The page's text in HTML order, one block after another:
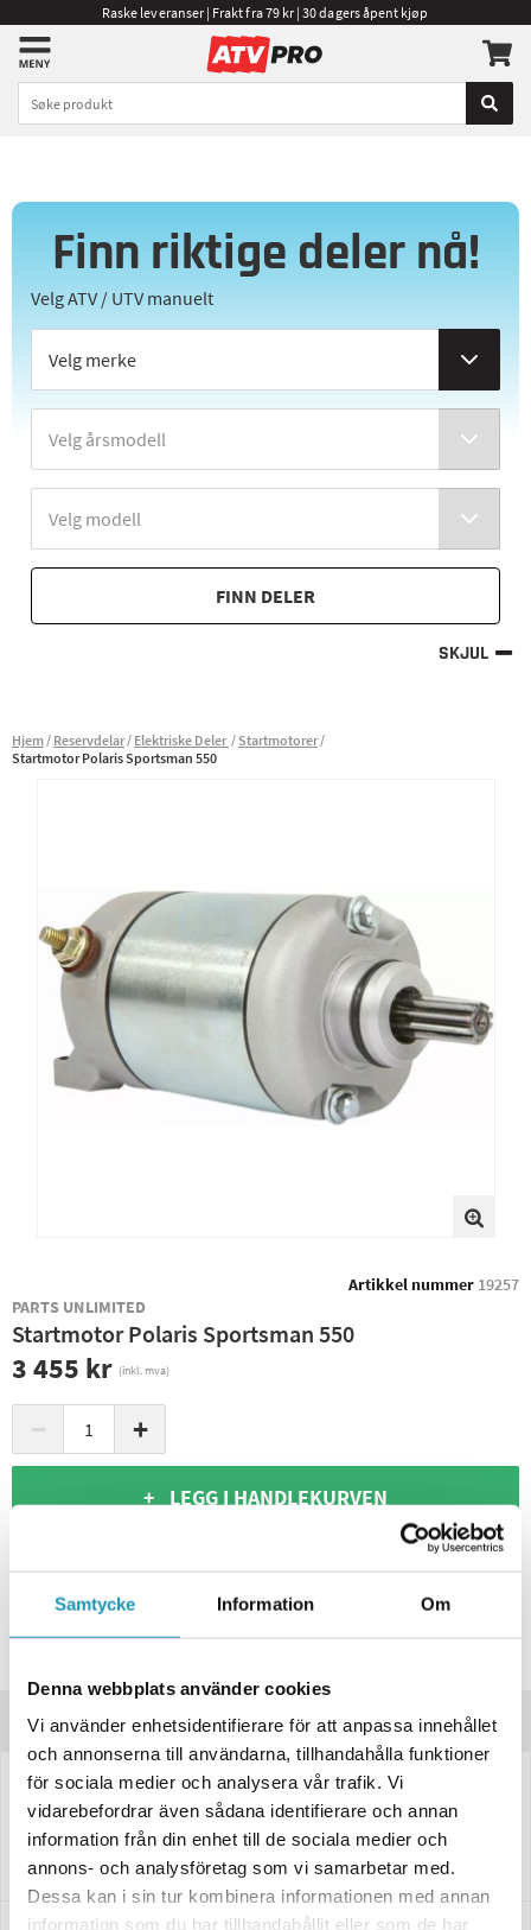
Samtycke Information Om
Denna webbplats använder cookies
Vi använder enhetsidentifierare för att anpassa innehållet
och annonserna till användarna, tillhandahålla funktioner
för sociala medier och analysera vår trafik. Vi
vidarebefordrar även sådana identifierare och annan
information från din enhet till de sociala medier och
annons- och analysföretag som vi samarbetar med.
Dessa kan i sin tur kombinera informationen med annan
information som du har tillhandahållit eller som de har
Raske leveranser | Frakt fra 79 kr | 30 dagers åpent kjøp
Finn riktige deler nå!
Velg ATV / UTV manuelt
FINN DELER
SKJUL
Hjem Reservdelar Elektriske Deler
Startmotorer
Startmotor Polaris Sportsman 550
Artikkel nummer 19257
PARTS UNLIMITED
Startmotor Polaris Sportsman 550
3 455 kr (inkl. mva)
− +
+ LEGG I HANDLEKURVEN
Leverings- og returinformasjon
Lagre produktet
Produktbeskrivelse
Startmotor Polaris Sportsman 550. Startmotoren er produsert for å
oppfylle eller overgå OEM-spesifikasjoner. Isolert hus for rust- og
korrosjonsbeskyttelse. Gummitetninger på topp og bunn av enheten
sikrer tørr drift for lengre levetid. 90/10 kobberforinger for økt
holdbarhet.